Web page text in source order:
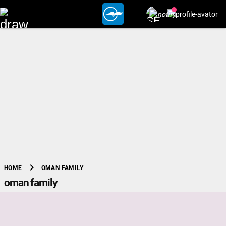
HOME chevron_right OMAN FAMILY
oman family